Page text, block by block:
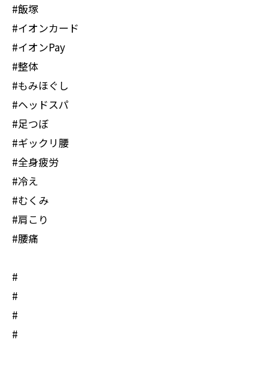
#飯塚
#イオンカード
#イオンPay
#整体
#もみほぐし
#ヘッドスパ
#足つぼ
#ギックリ腰
#全身疲労
#冷え
#むくみ
#肩こり
#腰痛
#
#
#
#